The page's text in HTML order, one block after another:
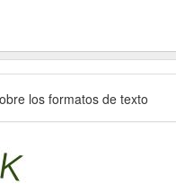
los formatos de texto